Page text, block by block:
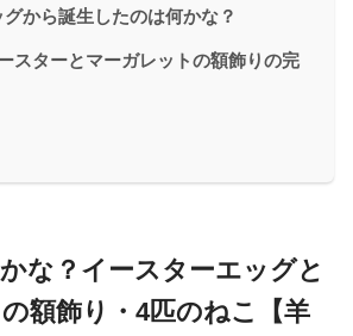
から誕生したのは何かな？
スターとマーガレットの額飾りの完
な？イースターエッグと
額飾り・4匹のねこ【羊